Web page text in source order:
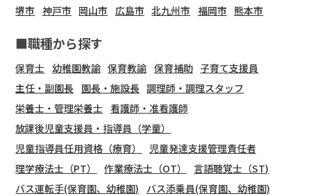
堺市 神戸市 岡山市 広島市 北九州市 福岡市 熊本市
■職種から探す
保育士 幼稚園教諭 保育教諭 保育補助 子育て支援員
主任・副園長 園長・施設長 調理師・調理スタッフ
栄養士・管理栄養士 看護師・准看護師
放課後児童支援員・指導員（学童）
児童指導員任用資格（療育）
児童発達支援管理責任者
理学療法士（PT）
作業療法士（OT）
言語聴覚士（ST)
バス運転手(保育園、幼稚園)
バス添乗員(保育園、幼稚園)